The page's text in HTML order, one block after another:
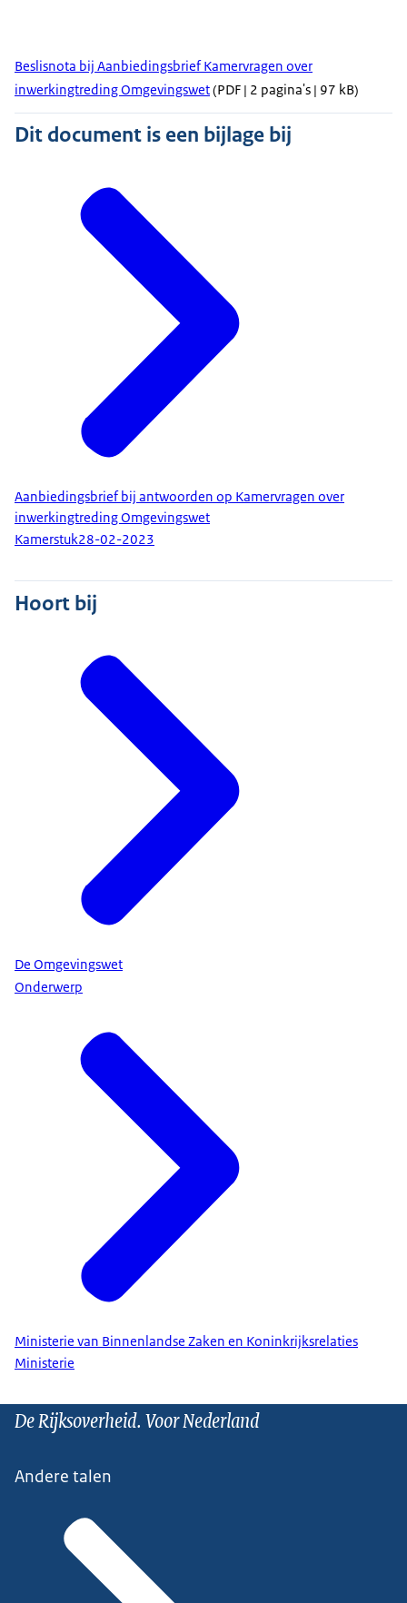
Beslisnota bij Aanbiedingsbrief Kamervragen over
inwerkingtreding Omgevingswet(PDF | 2 pagina's | 97 kB)
Dit document is een bijlage bij
Aanbiedingsbrief bij antwoorden op Kamervragen over
inwerkingtreding Omgevingswet
Kamerstuk28-02-2023
Hoort bij
De Omgevingswet
Onderwerp
Ministerie van Binnenlandse Zaken en Koninkrijksrelaties
Ministerie
De Rijksoverheid. Voor Nederland
Andere talen